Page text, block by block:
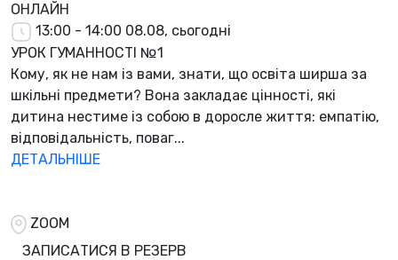
ОНЛАЙН
13:00 - 14:00 08.08, сьогодні
УРОК ГУМАННОСТІ №1
Кому, як не нам із вами, знати, що освіта ширша за
шкільні предмети? Вона закладає цінності, які
дитина нестиме із собою в доросле життя: емпатію,
відповідальність, поваг...
ДЕТАЛЬНІШЕ
ZOOM
ЗАПИСАТИСЯ В РЕЗЕРВ